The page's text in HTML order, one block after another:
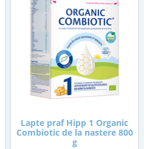
Lapte praf Hipp 1 Organic
Combiotic de la nastere 800
g